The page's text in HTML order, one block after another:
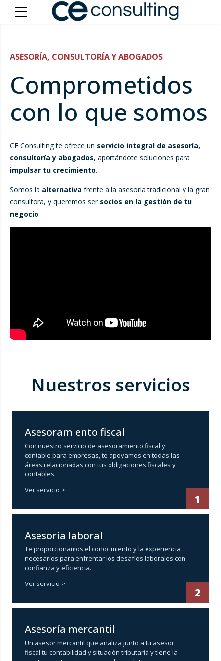
ASESORÍA, CONSULTORÍA Y ABOGADOS
Comprometidos
con lo que somos
CE Consulting te ofrece un servicio integral de asesoría,
consultoría y abogados, aportándote soluciones para
impulsar tu crecimiento.
Somos la alternativa frente a la asesoría tradicional y la gran
consultora, y queremos ser socios en la gestión de tu
negocio.
Nuestros servicios
Asesoramiento fiscal
Con nuestro servicio de asesoramiento fiscal y
contable para empresas, te apoyamos en todas las
áreas relacionadas con tus obligaciones fiscales y
contables.
Ver servicio >
1
Asesoría laboral
Te proporcionamos el conocimiento y la experiencia
necesarios para enfrentar los desafíos laborales con
confianza y eficiencia.
Ver servicio >
2
Asesoría mercantil
Un asesor mercantil que analiza junto a tu asesor
fiscal tu contabilidad y situación tributaria y tiene la